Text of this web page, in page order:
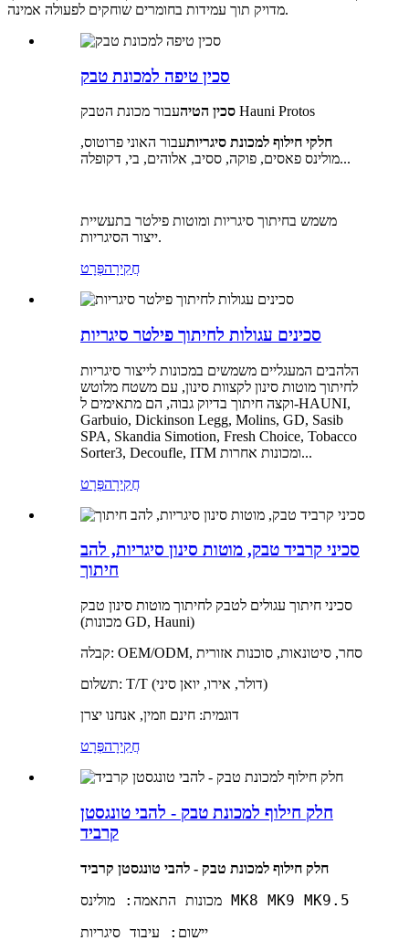
מדויק תוך עמידות בחומרים שוחקים לפעולה אמינה.
סכין טיפה למכונת טבק
סכין הטיה עבור מכונת הטבק Hauni Protos
חלקי חילוף למכונת סיגריותעבור האוני פרוטוס,
מולינס פאסים, פוקה, ססיב, אלוהים, בי, דקופלה...
משמש בחיתוך סיגריות ומוטות פילטר בתעשיית
ייצור הסיגריות.
חֲקִירָהפְּרָט
סכינים עגולות לחיתוך פילטר סיגריות
הלהבים המעגליים משמשים במכונות לייצור סיגריות
לחיתוך מוטות סינון לקצוות סינון, עם משטח מלוטש
וקצה חיתוך בדיוק גבוה, הם מתאימים ל-HAUNI,
Garbuio, Dickinson Legg, Molins, GD, Sasib
SPA, Skandia Simotion, Fresh Choice, Tobacco
Sorter3, Decoufle, ITM ומכונות אחרות...
חֲקִירָהפְּרָט
סכיני קרביד טבק, מוטות סינון סיגריות, להב
חיתוך
סכיני חיתוך עגולים לטבק לחיתוך מוטות סינון טבק
(מכונות GD, Hauni)
קבלה: OEM/ODM, סחר, סיטונאות, סוכנות אזורית
תשלום: T/T (דולר, אירו, יואן סיני)
דוגמית: חינם וזמין, אנחנו יצרן
חֲקִירָהפְּרָט
חלק חילוף למכונת טבק - להבי טונגסטן
קרביד
חלק חילוף למכונת טבק - להבי טונגסטן קרביד
מכונות התאמה: מולינס MK8 MK9 MK9.5
יישום: עיבוד סיגריות